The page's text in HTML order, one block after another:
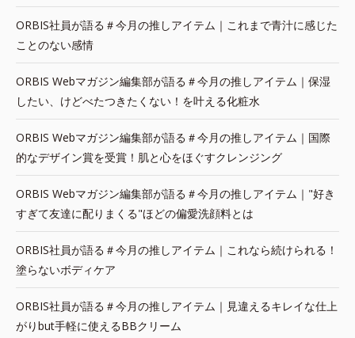
ORBIS社員が語る＃今月の推しアイテム｜これまで青汁に感じた
ことのない感情
ORBIS Webマガジン編集部が語る＃今月の推しアイテム｜保湿
したい、けどべたつきたくない！を叶える化粧水
ORBIS Webマガジン編集部が語る＃今月の推しアイテム｜国際
的なデザイン賞を受賞！肌と心をほぐすクレンジング
ORBIS Webマガジン編集部が語る＃今月の推しアイテム｜"好き
すぎて友達に配りまくる"ほどの偏愛洗顔料とは
ORBIS社員が語る＃今月の推しアイテム｜これなら続けられる！
塗らないボディケア
ORBIS社員が語る＃今月の推しアイテム｜見違えるキレイな仕上
がりbut手軽に使えるBBクリーム